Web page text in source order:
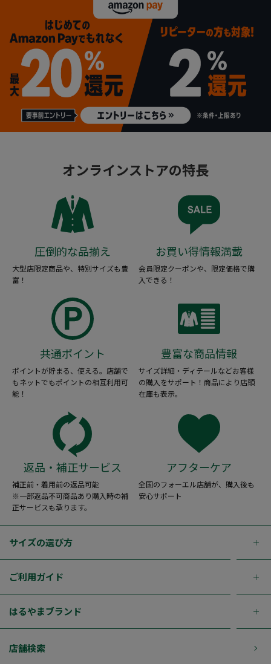
オンラインストアの特長
圧倒的な品揃え
大型店限定商品や、特別サイズも豊
富！
お買い得情報満載
会員限定クーポンや、限定価格で購
入できる！
共通ポイント
ポイントが貯まる、使える。店舗で
もネットでもポイントの相互利用可
能！
豊富な商品情報
サイズ詳細・ディテールなどお客様
の購入をサポート！商品により店頭
在庫も表示。
返品・補正サービス
補正前・着用前の返品可能
※一部返品不可商品あり購入時の補
正サービスも承ります。
アフターケア
全国のフォーエル店舗が、購入後も
安心サポート
サイズの選び方
ご利用ガイド
はるやまブランド
店舗検索